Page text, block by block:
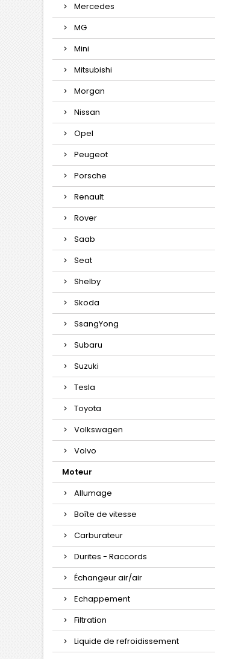
Mercedes
MG
Mini
Mitsubishi
Morgan
Nissan
Opel
Peugeot
Porsche
Renault
Rover
Saab
Seat
Shelby
Skoda
SsangYong
Subaru
Suzuki
Tesla
Toyota
Volkswagen
Volvo
Moteur
Allumage
Boîte de vitesse
Carburateur
Durites - Raccords
Échangeur air/air
Echappement
Filtration
Liquide de refroidissement